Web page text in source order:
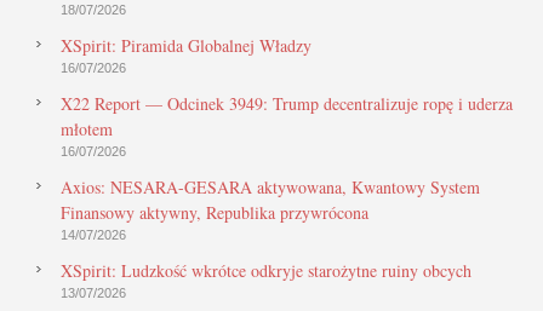
18/07/2026
XSpirit: Piramida Globalnej Władzy
16/07/2026
X22 Report — Odcinek 3949: Trump decentralizuje ropę i uderza
młotem
16/07/2026
Axios: NESARA-GESARA aktywowana, Kwantowy System
Finansowy aktywny, Republika przywrócona
14/07/2026
XSpirit: Ludzkość wkrótce odkryje starożytne ruiny obcych
13/07/2026